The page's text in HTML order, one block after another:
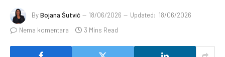
ByBojana Šutvić 18/06/2026 Updated: 18/06/2026
Nema komentara
3 Mins Read